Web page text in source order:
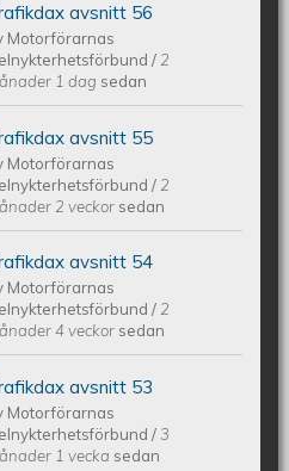
56
avsnitt 56
Motorförarnas
/ 2
1 dag sedan
55
avsnitt 55
Motorförarnas
/ 2
2 veckor sedan
54
avsnitt 54
Motorförarnas
/ 2
4 veckor sedan
53
avsnitt 53
Motorförarnas
/3
1 vecka sedan